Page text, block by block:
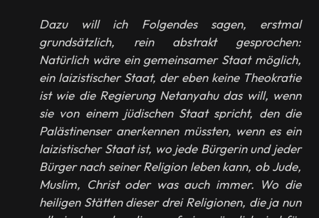
Dazu will ich Folgendes sagen, erstmal
grundsätzlich, rein abstrakt gesprochen:
Natürlich wäre ein gemeinsamer Staat möglich,
ein laizistischer Staat, der eben keine Theokratie
ist wie die Regierung Netanyahu das will, wenn
sie von einem jüdischen Staat spricht, den die
Palästinenser anerkennen müssten, wenn es ein
laizistischer Staat ist, wo jede Bürgerin und jeder
Bürger nach seiner Religion leben kann, ob Jude,
Muslim, Christ oder was auch immer. Wo die
heiligen Stätten dieser drei Religionen, die ja nun